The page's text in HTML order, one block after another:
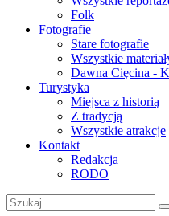
Folk
Fotografie
Stare fotografie
Wszystkie
Dawna Cięcina -
Turystyka
Miejsca z historią
Z tradycją
Wszystkie atrakcje
Kontakt
Redakcja
RODO